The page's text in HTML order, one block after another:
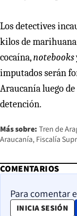
Los detectives
kilos de
cocaína,notebooks
imputados serán
Araucanía luego
detención.
Más sobre: Tren de
Araucanía Fiscalía
COMENTARIOS
Para comentar
INICIA SESIÓN